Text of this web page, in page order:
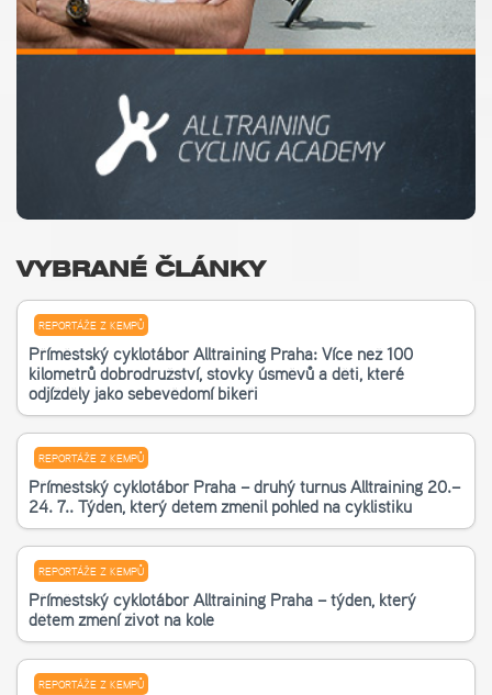
VYBRANÉ ČLÁNKY
REPORTÁŽE Z KEMPŮ
Příměstský cyklotábor Alltraining Praha: Více než 100
kilometrů dobrodružství, stovky úsměvů a děti, které
odjížděly jako sebevědomí bikeři
REPORTÁŽE Z KEMPŮ
Příměstský cyklotábor Praha – druhý turnus Alltraining 20.–
24. 7.. Týden, který dětem změnil pohled na cyklistiku
REPORTÁŽE Z KEMPŮ
Příměstský cyklotábor Alltraining Praha – týden, který
dětem změní život na kole
REPORTÁŽE Z KEMPŮ